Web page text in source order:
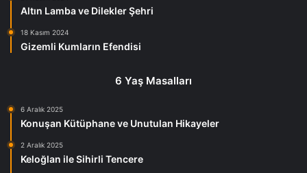
Altın Lamba ve Dilekler Şehri
18 Kasım 2024
Gizemli Kumların Efendisi
6 Yaş Masalları
6 Aralık 2025
Konuşan Kütüphane ve Unutulan Hikayeler
2 Aralık 2025
Keloğlan ile Sihirli Tencere